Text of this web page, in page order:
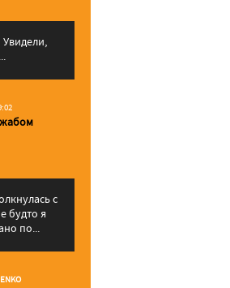
Увидели,
с
будто я
по...